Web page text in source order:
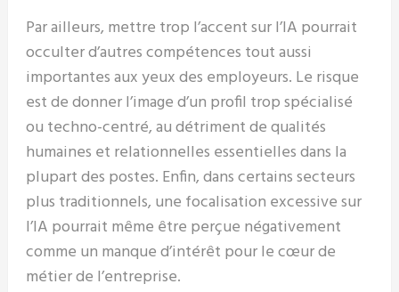
Par ailleurs, mettre trop l’accent sur l’IA pourrait
occulter d’autres compétences tout aussi
importantes aux yeux des employeurs. Le risque
est de donner l’image d’un profil trop spécialisé
ou techno-centré, au détriment de qualités
humaines et relationnelles essentielles dans la
plupart des postes. Enfin, dans certains secteurs
plus traditionnels, une focalisation excessive sur
l’IA pourrait même être perçue négativement
comme un manque d’intérêt pour le cœur de
métier de l’entreprise.